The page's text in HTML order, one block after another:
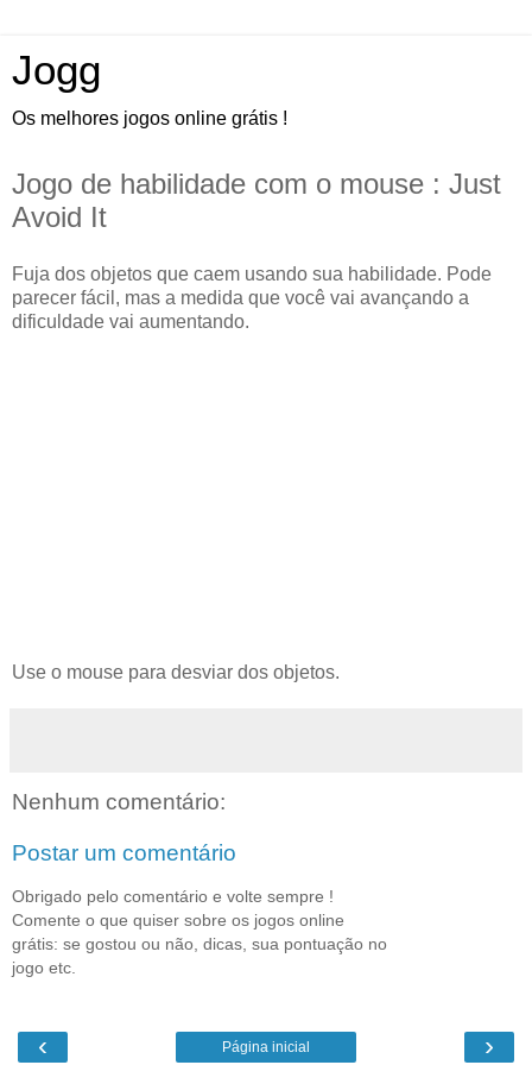
Jogg
Os melhores jogos online grátis !
Jogo de habilidade com o mouse : Just
Avoid It
Fuja dos objetos que caem usando sua habilidade. Pode
parecer fácil, mas a medida que você vai avançando a
dificuldade vai aumentando.
Use o mouse para desviar dos objetos.
Nenhum comentário:
Postar um comentário
Obrigado pelo comentário e volte sempre !
Comente o que quiser sobre os jogos online
grátis: se gostou ou não, dicas, sua pontuação no
jogo etc.
‹ ›
Página inicial